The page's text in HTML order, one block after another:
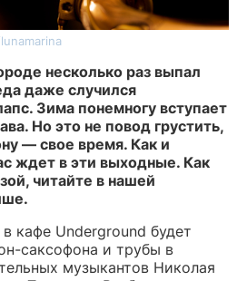
несколько раз выпал
даже случился
Зима понемногу вступает
Но это не повод грустить,
— свое время. Как и
ждет в эти выходные. Как
читайте в нашей
кафе Underground будет
саксофона и трубы в
музыкантов Николая